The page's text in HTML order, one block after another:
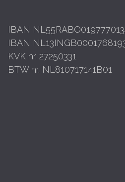
IBAN
IBAN
KVK nr. 27250331
BTW nr. NL810717141B01